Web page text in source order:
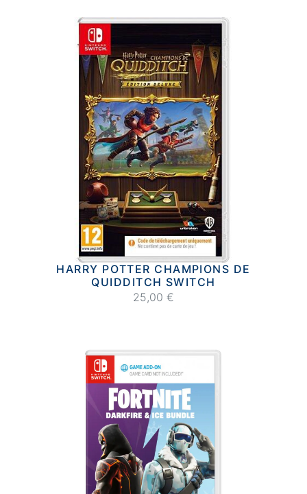
HARRY POTTER CHAMPIONS DE
QUIDDITCH SWITCH
25,00 €